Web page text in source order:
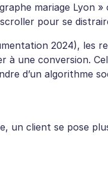
mariage Lyon
pour se
2024), les
à une conversion.
d’un algorithme
un client se pose